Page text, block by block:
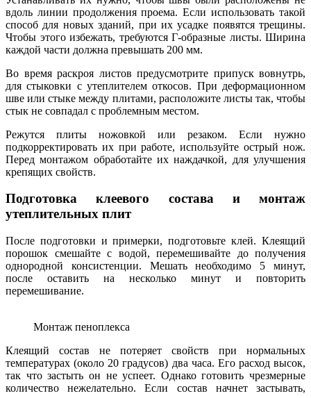
вдоль линии продолжения проема. Если использовать такой
способ для новых зданий, при их усадке появятся трещины.
Чтобы этого избежать, требуются Г-образные листы. Ширина
каждой части должна превышать 200 мм.
Во время раскроя листов предусмотрите припуск вовнутрь,
для стыковки с утеплителем откосов. При деформационном
шве или стыке между плитами, расположите листы так, чтобы
стык не совпадал с проблемным местом.
Режутся плиты ножовкой или резаком. Если нужно
подкорректировать их при работе, используйте острый нож.
Перед монтажом обработайте их наждачкой, для улучшения
крепящих свойств.
Подготовка клеевого состава и монтаж
утеплительных плит
После подготовки и примерки, подготовьте клей. Клеящий
порошок смешайте с водой, перемешивайте до получения
однородной консистенции. Мешать необходимо 5 минут,
после оставить на несколько минут и повторить
перемешивание.
Монтаж пеноплекса
Клеящий состав не потеряет свойств при нормальных
температурах (около 20 градусов) два часа. Его расход высок,
так что застыть он не успеет. Однако готовить чрезмерные
количество нежелательно. Если состав начнет застывать,